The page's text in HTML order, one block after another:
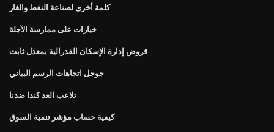
كلمة أخرى لصناعة النفط والغاز
خيارات على ممارسة الآجلة
قروض إدارة الإسكان الفدرالية بمعدل ثابت
جوجل اتجاهات الرسم البياني
تلاعب العد كندا ضدنا
كيفية حساب مؤشر تنمية السوق